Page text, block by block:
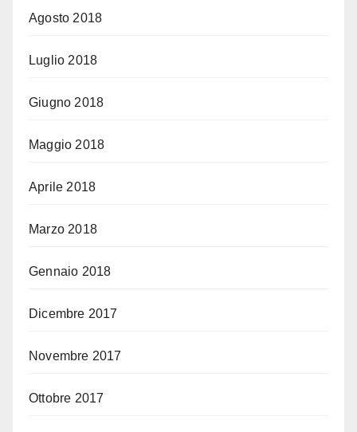
Agosto 2018
Luglio 2018
Giugno 2018
Maggio 2018
Aprile 2018
Marzo 2018
Gennaio 2018
Dicembre 2017
Novembre 2017
Ottobre 2017